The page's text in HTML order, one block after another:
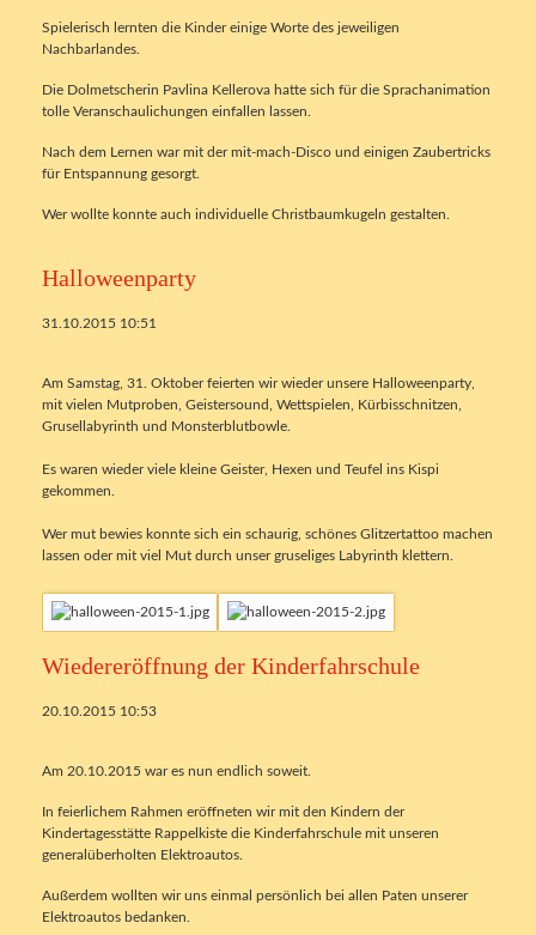
Spielerisch lernten die Kinder einige Worte des jeweiligen
Nachbarlandes.
Die Dolmetscherin Pavlina Kellerova hatte sich für die Sprachanimation
tolle Veranschaulichungen einfallen lassen.
Nach dem Lernen war mit der mit-mach-Disco und einigen Zaubertricks
für Entspannung gesorgt.
Wer wollte konnte auch individuelle Christbaumkugeln gestalten.
Halloweenparty
31.10.2015 10:51
Am Samstag, 31. Oktober feierten wir wieder unsere Halloweenparty,
mit vielen Mutproben, Geistersound, Wettspielen, Kürbisschnitzen,
Grusellabyrinth und Monsterblutbowle.
Es waren wieder viele kleine Geister, Hexen und Teufel ins Kispi
gekommen.
Wer mut bewies konnte sich ein schaurig, schönes Glitzertattoo machen
lassen oder mit viel Mut durch unser gruseliges Labyrinth klettern.
Wiedereröffnung der Kinderfahrschule
20.10.2015 10:53
Am 20.10.2015 war es nun endlich soweit.
In feierlichem Rahmen eröffneten wir mit den Kindern der
Kindertagesstätte Rappelkiste die Kinderfahrschule mit unseren
generalüberholten Elektroautos.
Außerdem wollten wir uns einmal persönlich bei allen Paten unserer
Elektroautos bedanken.